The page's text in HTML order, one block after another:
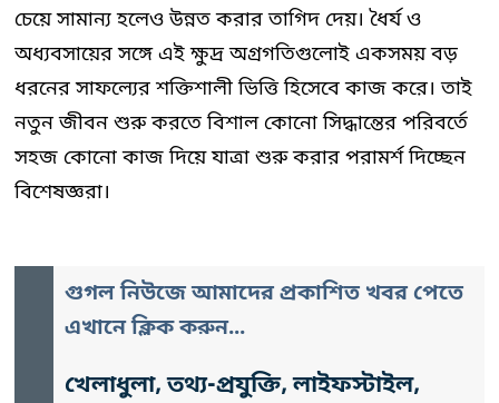
চেয়ে সামান্য হলেও উন্নত করার তাগিদ দেয়। ধৈর্য ও
অধ্যবসায়ের সঙ্গে এই ক্ষুদ্র অগ্রগতিগুলোই একসময় বড়
ধরনের সাফল্যের শক্তিশালী ভিত্তি হিসেবে কাজ করে। তাই
নতুন জীবন শুরু করতে বিশাল কোনো সিদ্ধান্তের পরিবর্তে
সহজ কোনো কাজ দিয়ে যাত্রা শুরু করার পরামর্শ দিচ্ছেন
বিশেষজ্ঞরা।
গুগল নিউজে আমাদের প্রকাশিত খবর পেতে
এখানে ক্লিক করুন...
খেলাধুলা, তথ্য-প্রযুক্তি, লাইফস্টাইল,